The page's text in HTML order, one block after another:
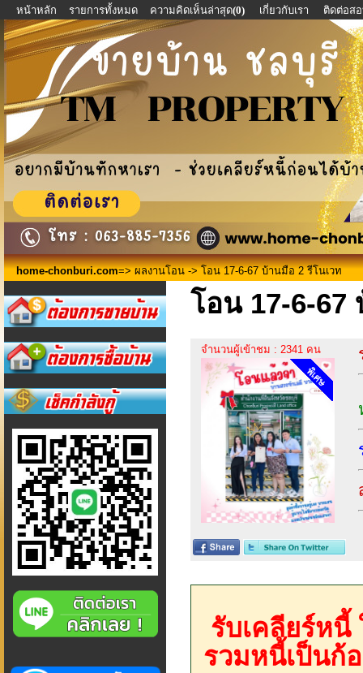
หน้าหลัก รายการทั้งหมด ความคิดเห็นล่าสุด(0) เกี่ยวกับเรา ติดต่อส
home-chonburi.com=> ผลงานโอน -> โอน 17-6-67 บ้านมือ 2 รีโนเวท
โอน 17-6-67
จำนวนผู้เข้าชม : 2341 คน
รับเคลียร์ห
รวมหนี้เป็นก้